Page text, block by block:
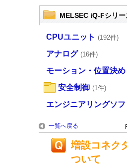
MELSEC iQ-Fシリー
CPUユニット (192件)
アナログ (16件)
モーション・位置決め
安全制御 (1件)
エンジニアリングソ
一覧へ戻る
増設コネク
ついて